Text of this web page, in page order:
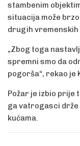
stambenim
situacija može
drugih vremenskih
„Zbog toga
spremni smo da
pogorša“, rekao je
Požar je izbio prije
ga vatrogasci drže
kućama.